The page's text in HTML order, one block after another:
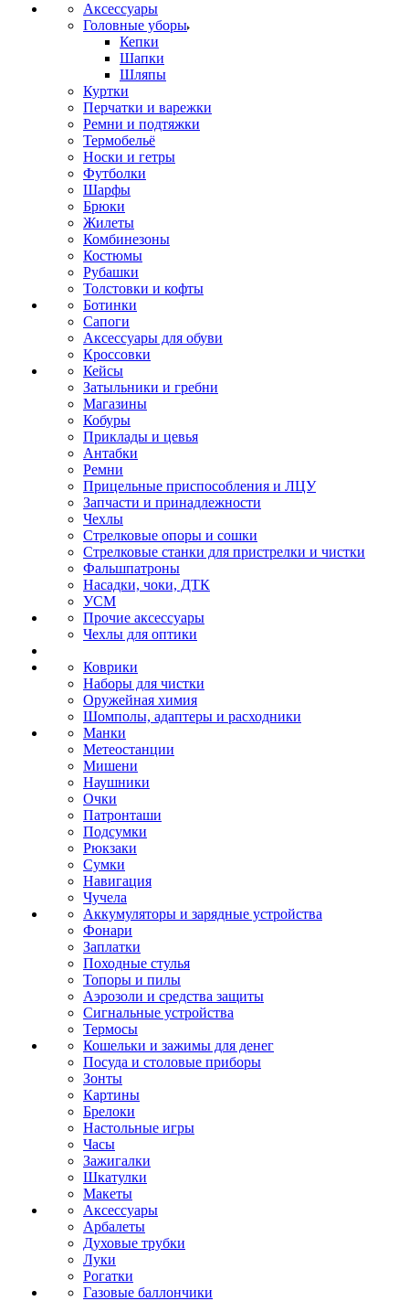
Аксессуары
Головные уборы
Кепки
Шапки
Шляпы
Куртки
Перчатки и варежки
Ремни и подтяжки
Термобельё
Носки и гетры
Футболки
Шарфы
Брюки
Жилеты
Комбинезоны
Костюмы
Рубашки
Толстовки и кофты
Ботинки
Сапоги
Аксессуары для обуви
Кроссовки
Кейсы
Затыльники и гребни
Магазины
Кобуры
Приклады и цевья
Антабки
Ремни
Прицельные приспособления и ЛЦУ
Запчасти и принадлежности
Чехлы
Стрелковые опоры и сошки
Стрелковые станки для пристрелки и чистки
Фальшпатроны
Насадки, чоки, ДТК
УСМ
Прочие аксессуары
Чехлы для оптики
Коврики
Наборы для чистки
Оружейная химия
Шомполы, адаптеры и расходники
Манки
Метеостанции
Мишени
Наушники
Очки
Патронташи
Подсумки
Рюкзаки
Сумки
Навигация
Чучела
Аккумуляторы и зарядные устройства
Фонари
Заплатки
Походные стулья
Топоры и пилы
Аэрозоли и средства защиты
Сигнальные устройства
Термосы
Кошельки и зажимы для денег
Посуда и столовые приборы
Зонты
Картины
Брелоки
Настольные игры
Часы
Зажигалки
Шкатулки
Макеты
Аксессуары
Арбалеты
Духовые трубки
Луки
Рогатки
Газовые баллончики